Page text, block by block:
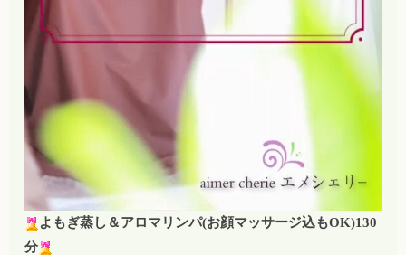
よもぎ蒸し＆アロマリンパ(お顔マッサージ込もOK)130
分